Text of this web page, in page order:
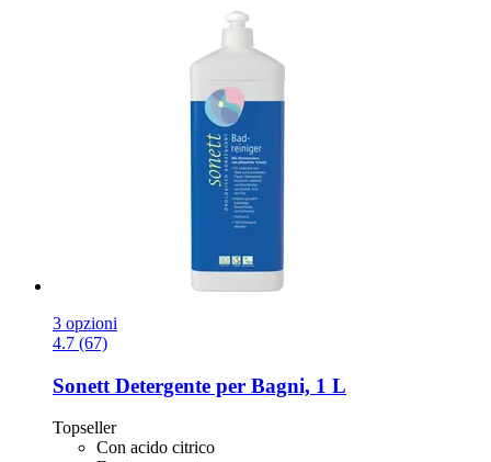
3 opzioni
4.7 (67)
Sonett Detergente per Bagni, 1 L
Topseller
Con acido citrico